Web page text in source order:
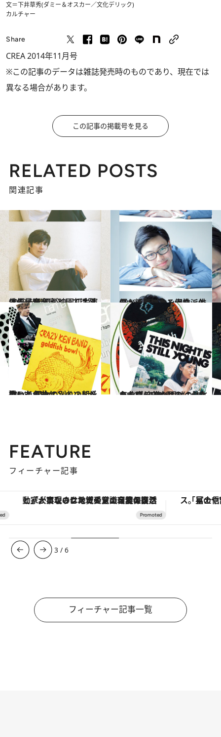
文＝下井草秀(ダミー＆オスカー／文化デリック)
カルチャー
Share
CREA 2014年11月号
※この記事のデータは雑誌発売時のものであり、現在では
異なる場合があります。
この記事の掲載号を見る
RELATED POSTS
関連記事
2013.6.7
俳優、音楽家として活躍する星野 源が映画初主演
カルチャー 2013.5.17
ミュージシャン出身、とにかく気になる個性派俳優・浜野謙太
カルチャー
2014.10.21
クレイジーケンバンドが歌った 男女の別れの朝を描いた名曲
カルチャー 2014.10.19
ラッパー・やけのはらの名曲は 夜遊び明けの体と心を癒してくれる
カルチャー
FEATURE
フィーチャー記事
「大事なのは地域の意識を変えること」。ロレックス賞受賞の自然保護活動家が実現させたナイジェリアの自然環境の復活
3 /6
フィーチャー記事一覧